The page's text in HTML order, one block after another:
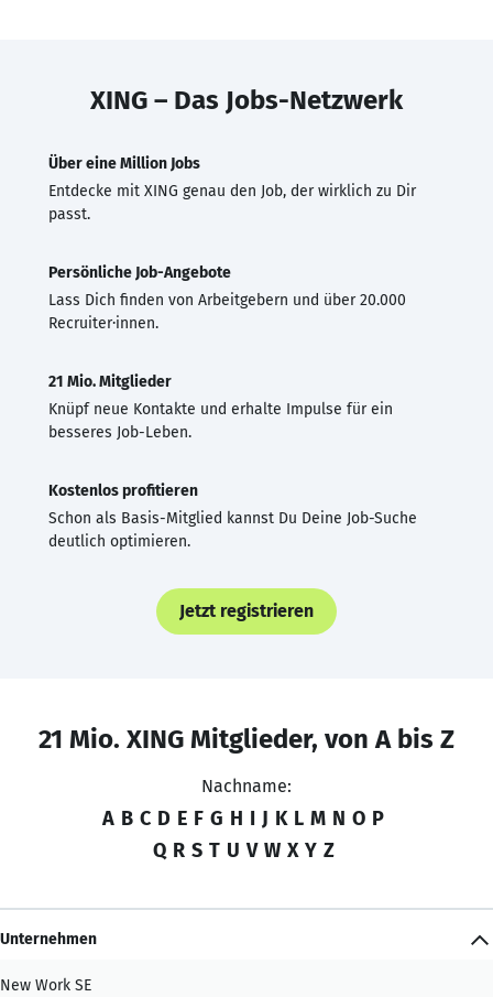
XING – Das Jobs-Netzwerk
Über eine Million Jobs
Entdecke mit XING genau den Job, der wirklich zu Dir
passt.
Persönliche Job-Angebote
Lass Dich finden von Arbeitgebern und über 20.000
Recruiter·innen.
21 Mio. Mitglieder
Knüpf neue Kontakte und erhalte Impulse für ein
besseres Job-Leben.
Kostenlos profitieren
Schon als Basis-Mitglied kannst Du Deine Job-Suche
deutlich optimieren.
Jetzt registrieren
21 Mio. XING Mitglieder, von A bis Z
Nachname:
A B C D E F G H I J K L M N O P
Q R S T U V W X Y Z
Unternehmen
New Work SE